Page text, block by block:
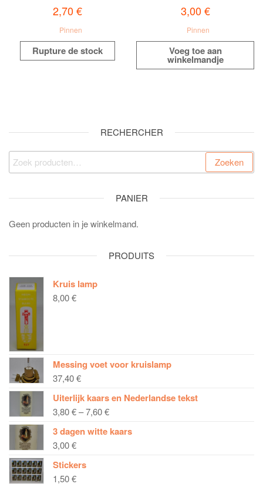
2,70€
Pinnen
Rupture de stock
3,00€
Pinnen
Voeg toe aan
winkelmandje
RECHERCHER
Zoeken
PANIER
Geen producten in je winkelmand.
PRODUITS
Kruis lamp
8,00€
Messing voet voor kruislamp
37,40€
Uiterlijk kaars en Nederlandse tekst
3,80€–7,60€
3 dagen witte kaars
3,00€
Stickers
1,50€